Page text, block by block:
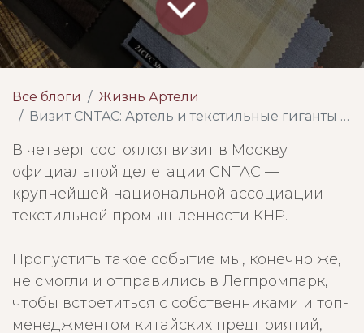
Все блоги
Жизнь Артели
Визит CNTAC: Артель и текстильные гиганты КНР
В четверг состоялся визит в Москву
официальной делегации CNTAC —
крупнейшей национальной ассоциации
текстильной промышленности КНР.
Пропустить такое событие мы, конечно же,
не смогли и отправились в Легпромпарк,
чтобы встретиться с собственниками и топ-
менеджментом китайских предприятий,